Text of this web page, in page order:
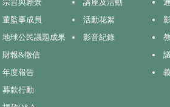
宗旨與願景
董監事成員
地球公民議題成果
財報&徵信
年度報告
募款行動
講座及活動
活動花絮
影音紀錄